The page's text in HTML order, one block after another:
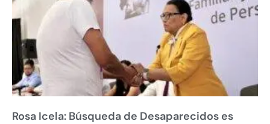
Rosa Icela: Búsqueda de Desaparecidos es